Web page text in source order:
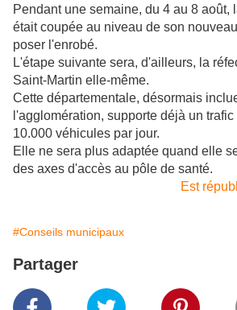
Pendant une semaine, du 4 au 8 août,
était coupée au niveau de son
poser l'enrobé.
L'étape suivante sera, d'ailleurs, la
Saint-Martin elle-même.
Cette départementale, désormais
l'agglomération, supporte déjà un
10.000 véhicules par jour.
Elle ne sera plus adaptée quand elle
des axes d'accès au pôle de santé.
Est
#Conseils municipaux
Partager